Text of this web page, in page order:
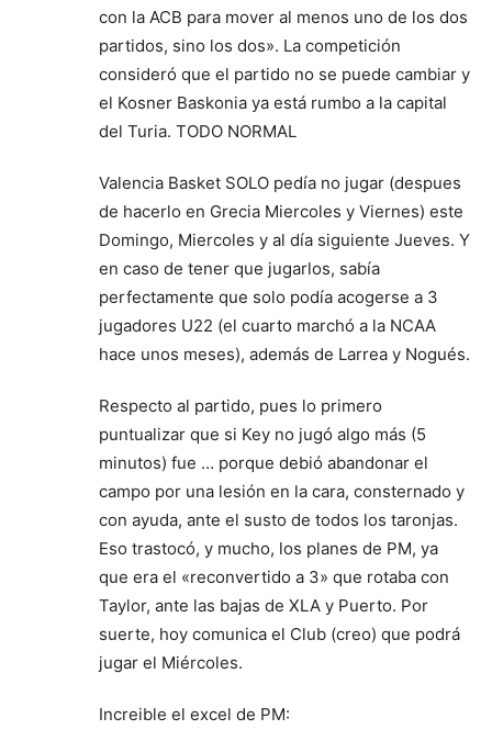
con la ACB para mover al menos uno de los dos
partidos, sino los dos». La competición
consideró que el partido no se puede cambiar y
el Kosner Baskonia ya está rumbo a la capital
del Turia. TODO NORMAL
Valencia Basket SOLO pedía no jugar (despues
de hacerlo en Grecia Miercoles y Viernes) este
Domingo, Miercoles y al día siguiente Jueves. Y
en caso de tener que jugarlos, sabía
perfectamente que solo podía acogerse a 3
jugadores U22 (el cuarto marchó a la NCAA
hace unos meses), además de Larrea y Nogués.
Respecto al partido, pues lo primero
puntualizar que si Key no jugó algo más (5
minutos) fue … porque debió abandonar el
campo por una lesión en la cara, consternado y
con ayuda, ante el susto de todos los taronjas.
Eso trastocó, y mucho, los planes de PM, ya
que era el «reconvertido a 3» que rotaba con
Taylor, ante las bajas de XLA y Puerto. Por
suerte, hoy comunica el Club (creo) que podrá
jugar el Miércoles.
Increible el excel de PM: